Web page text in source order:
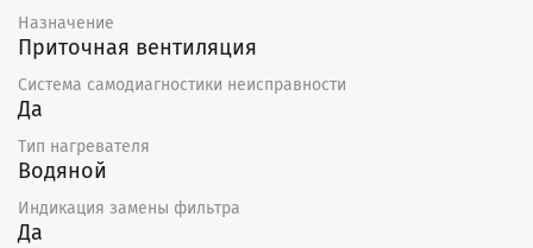
устройства, работающие под высоким
давлением;
Нельзя погружать крыльчатку в воду или другую
замене.
утилизировать.
Назначение
Приточная вентиляция
Система самодиагностики неисправности
Да
Тип нагревателя
Водяной
Индикация замены фильтра
Да